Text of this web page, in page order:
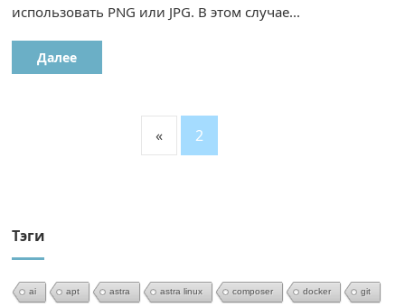
использовать PNG или JPG. В этом случае...
Далее
« 2
Тэги
ai apt astra astra linux composer docker git